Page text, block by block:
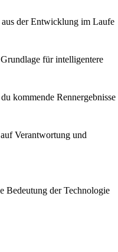
der Entwicklung im Laufe
für intelligentere
kommende Rennergebnisse
Verantwortung und
Bedeutung der Technologie